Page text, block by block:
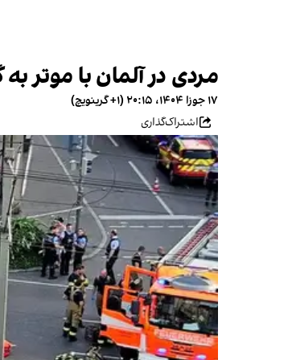
مردی در آلمان با موتر
۱۷ جوزا ۱۴۰۴، ۲۰:۱۵ (‎+۱ گرینویچ)
اشتراک‌گذاری